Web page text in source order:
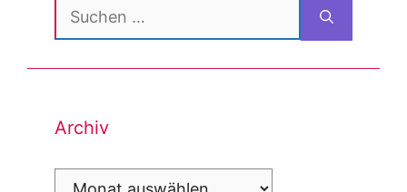
Suchen
nach:
Archiv
Archiv